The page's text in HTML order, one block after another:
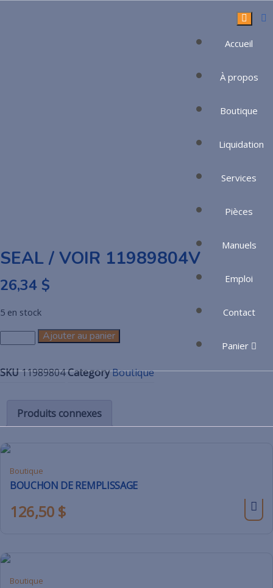
Accueil
À propos
Boutique
Liquidation
Services
Pièces
Manuels
Emploi
Contact
Panier
SEAL / VOIR 11989804V
26,34 $
5 en stock
Ajouter au panier
SKU11989804CategoryBoutique
Produits connexes
Boutique
BOUCHON DE REMPLISSAGE
126,50 $
Boutique